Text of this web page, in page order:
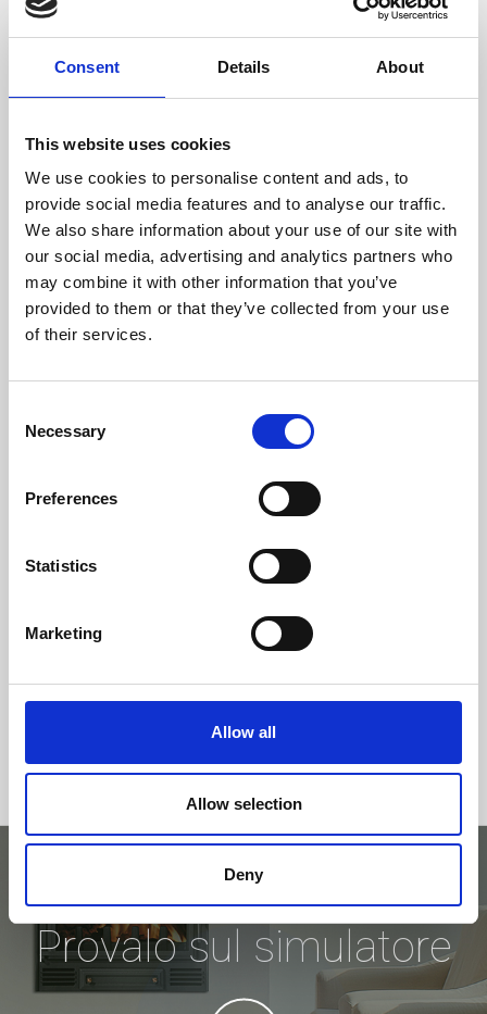
Consent Details About
This website uses cookies
We use cookies to personalise content and ads, to
provide social media features and to analyse our traffic.
We also share information about your use of our site with
our social media, advertising and analytics partners who
may combine it with other information that you’ve
provided to them or that they’ve collected from your use
of their services.
Selection
Necessary
Preferences
Statistics
Marketing
Allow all
Allow selection
Deny
Dimensione Max Legno (mm) 500
Temperatura Massima Del Gas (ºC)
Diametro Del Camino (mm)
Necessaria Depressione Nel Camino (pa) 19
Volume D'acqua (L)
Umidità max in
legno
Provalo sul simulatore